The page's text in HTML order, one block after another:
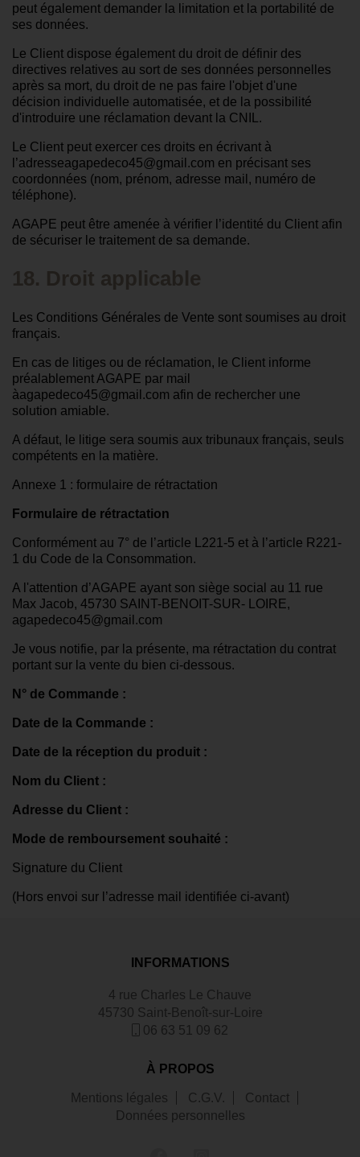
peut également demander la limitation et la portabilité de
ses données.
Le Client dispose également du droit de définir des
directives relatives au sort de ses données personnelles
après sa mort, du droit de ne pas faire l'objet d'une
décision individuelle automatisée, et de la possibilité
d'introduire une réclamation devant la CNIL.
Le Client peut exercer ces droits en écrivant à
l’adresseagapedeco45@gmail.com en précisant ses
coordonnées (nom, prénom, adresse mail, numéro de
téléphone).
AGAPE peut être amenée à vérifier l’identité du Client afin
de sécuriser le traitement de sa demande.
18. Droit applicable
Les Conditions Générales de Vente sont soumises au droit
français.
En cas de litiges ou de réclamation, le Client informe
préalablement AGAPE par mail
àagapedeco45@gmail.com afin de rechercher une
solution amiable.
A défaut, le litige sera soumis aux tribunaux français, seuls
compétents en la matière.
Annexe 1 : formulaire de rétractation
Formulaire de rétractation
Conformément au 7° de l’article L221-5 et à l’article R221-
1 du Code de la Consommation.
A l'attention d’AGAPE ayant son siège social au 11 rue
Max Jacob, 45730 SAINT-BENOIT-SUR- LOIRE,
agapedeco45@gmail.com
Je vous notifie, par la présente, ma rétractation du contrat
portant sur la vente du bien ci-dessous.
N° de Commande :
Date de la Commande :
Date de la réception du produit :
Nom du Client :
Adresse du Client :
Mode de remboursement souhaité :
Signature du Client
(Hors envoi sur l’adresse mail identifiée ci-avant)
INFORMATIONS
4 rue Charles Le Chauve
45730 Saint-Benoît-sur-Loire
06 63 51 09 62
À PROPOS
Mentions légales C.G.V.
Contact
Données personnelles